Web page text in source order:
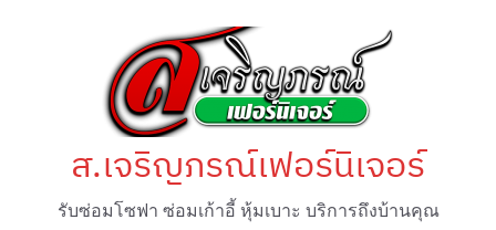
ส.เจริญภรณ์เฟอร์นิเจอร์
รับซ่อมโซฟา ซ่อมเก้าอี้ หุ้มเบาะ บริการถึงบ้านคุณ